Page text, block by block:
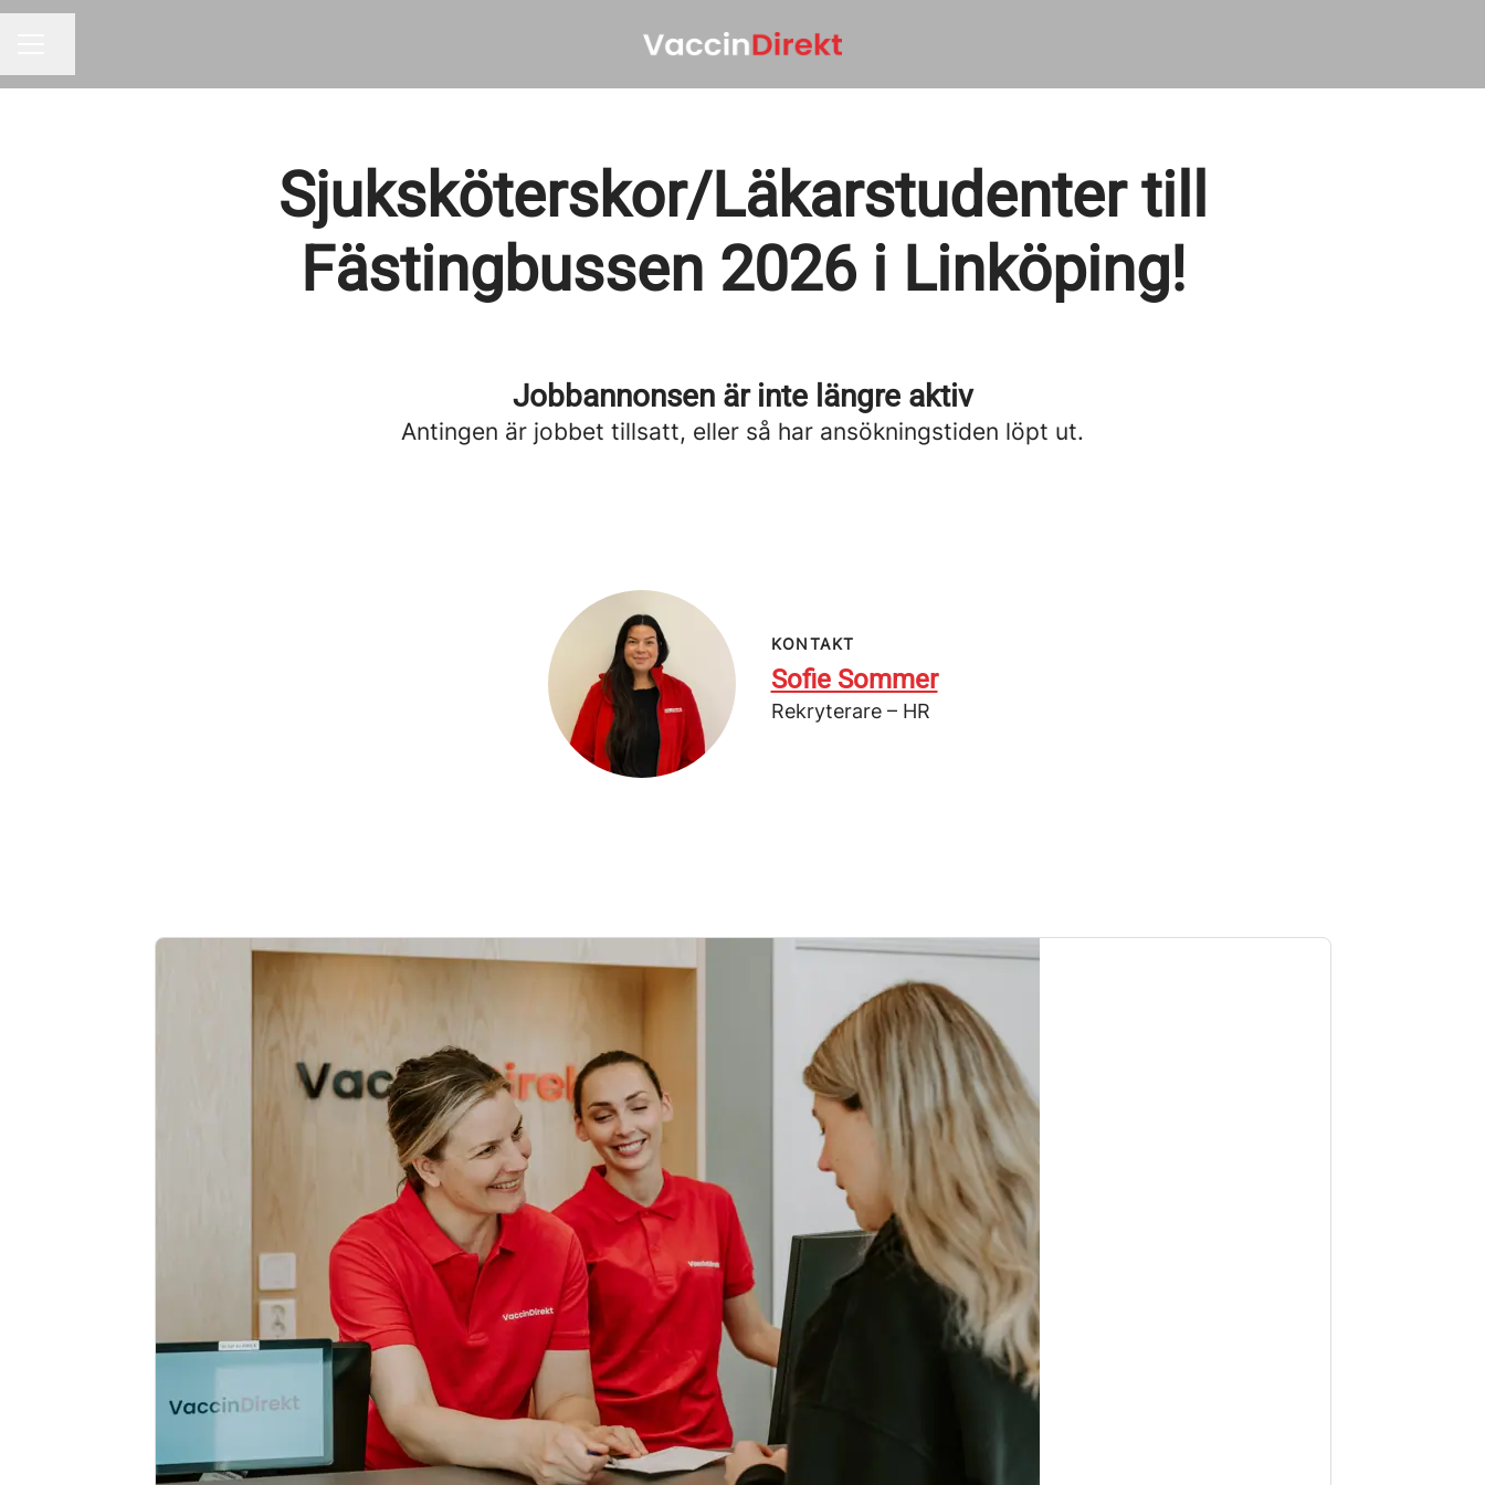
Sjuksköterskor/Läkarstudenter till
Fästingbussen 2026 i Linköping!
Jobbannonsen är inte längre aktiv
Antingen är jobbet tillsatt, eller så har ansökningstiden löpt ut.
KONTAKT
Sofie Sommer
Rekryterare – HR